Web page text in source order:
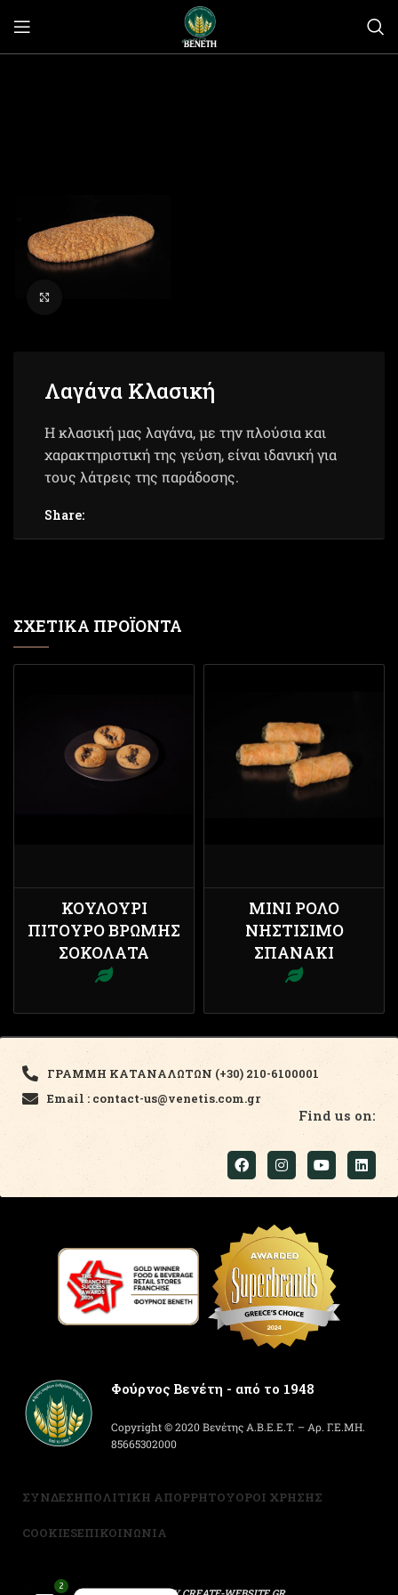
Λαγάνα Κλασική
Η κλασική μας λαγάνα, με την πλούσια και
χαρακτηριστική της γεύση, είναι ιδανική για
τους λάτρεις της παράδοσης.
Share:
ΣΧΕΤΙΚΆ ΠΡΟΪΌΝΤΑ
ΚΟΥΛΟΎΡΙ
ΠΊΤΟΥΡΟ ΒΡΏΜΗΣ
ΣΟΚΟΛΆΤΑ
ΜΊΝΙ ΡΟΛΌ
ΝΗΣΤΊΣΙΜΟ
ΣΠΑΝΆΚΙ
ΓΡΑΜΜΗ ΚΑΤΑΝΑΛΩΤΩΝ (+30) 210-6100001
Email : contact-us@venetis.com.gr
Find us on:
Φούρνος Βενέτη - από το 1948
Copyright © 2020 Βενέτης Α.Β.Ε.Ε.Τ. – Αρ. Γ.Ε.ΜΗ.
85665302000
ΣΥΝΔΕΣΗΠΟΛΙΤΙΚΗ ΑΠΟΡΡΗΤΟΥΟΡΟΙ ΧΡΗΣΗΣ
COOKIESΕΠΙΚΟΙΝΩΝΙΑ
2